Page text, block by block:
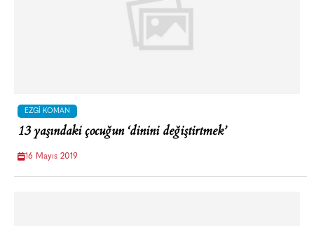
EZGI KOMAN
13 yaşındaki çocuğun ‘dinini değiştirtmek’
16 Mayıs 2019